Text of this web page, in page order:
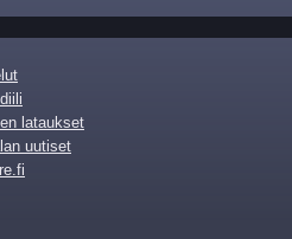
lataukset
uutiset